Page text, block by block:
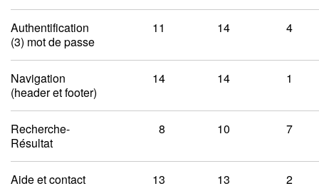
Authentification
(3) mot de passe
11 14 4
Navigation
(header et footer)
14 14 1
Recherche-
Résultat
8 10 7
Aide et contact 13 13 2